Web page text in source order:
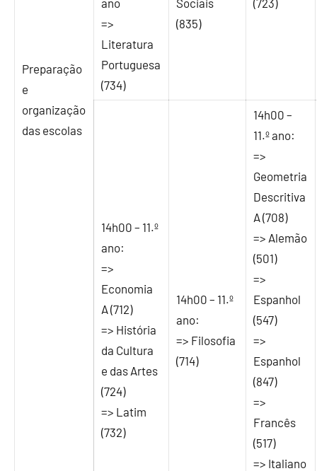
Preparação
e
organização
das escolas
=>
Literatura
Portuguesa
(734)
(835)
14h00 – 11.º
ano:
=>
Economia
A (712)
=> História
da Cultura
e das Artes
(724)
=> Latim
(732)
14h00 – 11.º
ano:
=> Filosofia
(714)
14h00 –
11.º ano:
=>
Geometria
Descritiva
A (708)
=> Alemão
(501)
=>
Espanhol
(547)
=>
Espanhol
(847)
=>
Francês
(517)
=> Italiano